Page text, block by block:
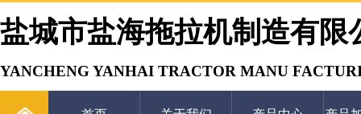
盐城市盐海拖拉机制造有限
YANCHENG YANHAI TRACTOR MANU